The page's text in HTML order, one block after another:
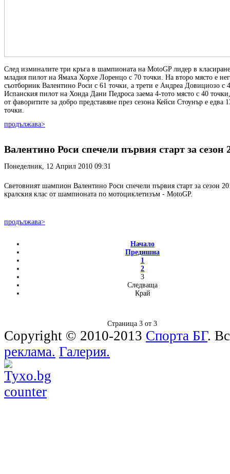
След изминалите три кръга в шампионата на MotoGP лидер в
младия пилот на Ямаха Хорхе Лоренцо с 70 точки. На второ място е
съотборник Валентино Роси с 61 точки, а трети е Андреа Довициозо с
Испанския пилот на Хонда Дани Педроса заема 4-тото място с 40
от фаворитите за добро представяне през сезона Кейси Стоунър е едва
точки.
продължава>
Валентино Роси спечели първия старт за сезон
Понеделник, 12 Април 2010 09:31
Световният шампион Валентино Роси спечели първия старт за сезон
кралския клас от шампионата по мотоциклетизъм - MotoGP.
продължава>
Начало
Предишна
1
2
3
Следваща
Край
Страница 3 от 3
Copyright © 2010-2013 Спорта БГ.
реклама. Галерия.